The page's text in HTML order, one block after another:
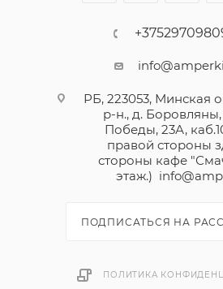
РБ, 223053, Минская
р-н., д. Боровляны,
Победы, 23А,
правой стороны
стороны кафе
этаж.)
ПОДПИСАТЬСЯ НА
ПОЛИТИКА